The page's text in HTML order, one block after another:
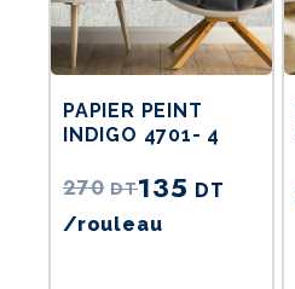
PAPIER PEINT
INDIGO 4701- 4
270 DT135 DT
/rouleau